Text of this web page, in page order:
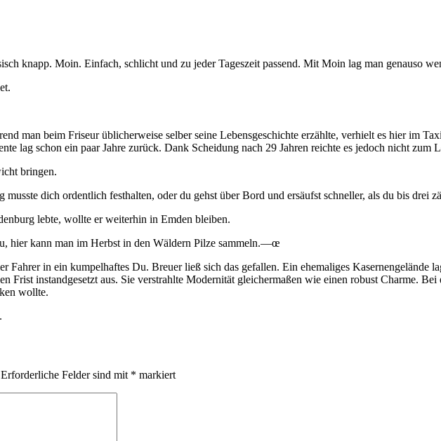
knapp. Moin. Einfach, schlicht und zu jeder Tageszeit passend. Mit Moin lag man genauso
man beim Friseur üblicherweise selber seine Lebensgeschichte erzählte, verhielt es hier im
lag schon ein paar Jahre zurück. Dank Scheidung nach 29 Jahren reichte es jedoch nicht zum
bringen.
dich ordentlich festhalten, oder du gehst über Bord und ersäufst schneller, als du bis drei
lebte, wollte er weiterhin in Emden bleiben.
hier kann man im Herbst in den Wäldern Pilze sammeln.—œ
Fahrer in ein kumpelhaftes Du. Breuer ließ sich das gefallen. Ein ehemaliges Kasernengelände
Frist instandgesetzt aus. Sie verstrahlte Modernität gleichermaßen wie einen robust Charme.
wollte.
Erforderliche Felder sind mit * markiert